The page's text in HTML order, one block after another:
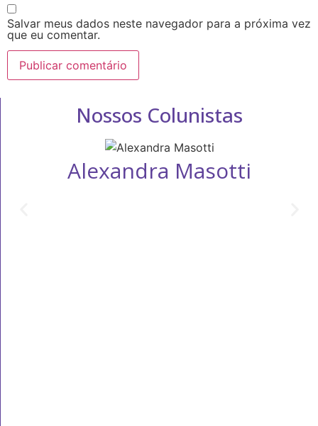
Salvar meus dados neste navegador para a próxima vez
que eu comentar.
Nossos Colunistas
Alexandra Masotti